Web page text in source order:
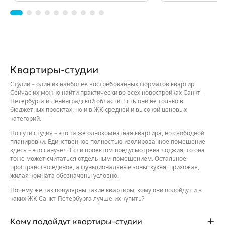
Квартиры-студии
Студии – один из наиболее востребованных форматов квартир.
Сейчас их можно найти практически во всех новостройках Санкт-
Петербурга и Ленинградской области. Есть они не только в
бюджетных проектах, но и в ЖК средней и высокой ценовых
категорий.
По сути студия – это та же однокомнатная квартира, но свободной
планировки. Единственное полностью изолированное помещение
здесь – это санузел. Если проектом предусмотрена лоджия, то она
тоже может считаться отдельным помещением. Остальное
пространство единое, а функциональные зоны: кухня, прихожая,
жилая комната обозначены условно.
Почему же так популярны такие квартиры, кому они подойдут и в
каких ЖК Санкт-Петербурга лучше их купить?
Кому подойдут квартиры-студии